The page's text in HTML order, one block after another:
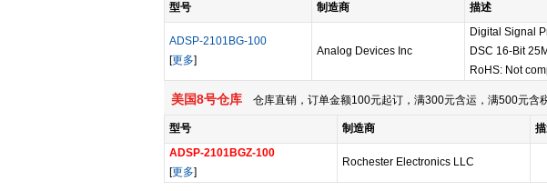
型号 制造商 描述
ADSP-2101BG-100
[更多]
Analog Devices Inc
Digital Signal
DSC 16-Bit
RoHS: Not
美国8号仓库 仓库直销，订单金额100元起订，满300元含运，满500元含
型号 制造商
ADSP-2101BGZ-100
[更多]
Rochester Electronics LLC